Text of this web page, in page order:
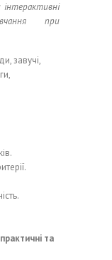
при
завучі,
та